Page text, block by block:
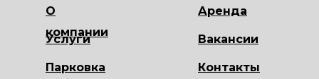
Аренда
Услуги
О
компании
Парковка Контакты
Вакансии